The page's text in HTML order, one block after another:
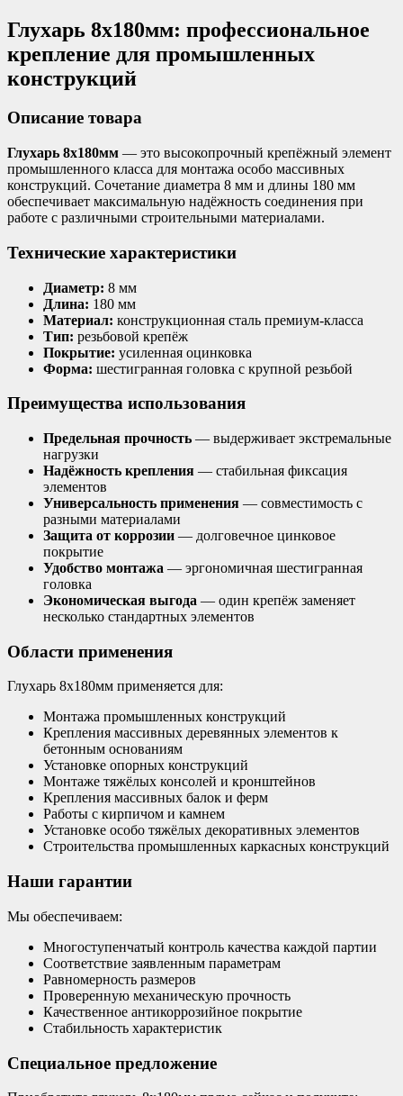
Глухарь 8х180мм: профессиональное
крепление для промышленных
конструкций
Описание товара
Глухарь 8х180мм — это высокопрочный крепёжный элемент
промышленного класса для монтажа особо массивных
конструкций. Сочетание диаметра 8 мм и длины 180 мм
обеспечивает максимальную надёжность соединения при
работе с различными строительными материалами.
Технические характеристики
Диаметр: 8 мм
Длина: 180 мм
Материал: конструкционная сталь премиум-класса
Тип: резьбовой крепёж
Покрытие: усиленная оцинковка
Форма: шестигранная головка с крупной резьбой
Преимущества использования
Предельная прочность — выдерживает экстремальные
нагрузки
Надёжность крепления — стабильная фиксация
элементов
Универсальность применения — совместимость с
разными материалами
Защита от коррозии — долговечное цинковое
покрытие
Удобство монтажа — эргономичная шестигранная
головка
Экономическая выгода — один крепёж заменяет
несколько стандартных элементов
Области применения
Глухарь 8х180мм применяется для:
Монтажа промышленных конструкций
Крепления массивных деревянных элементов к
бетонным основаниям
Установке опорных конструкций
Монтаже тяжёлых консолей и кронштейнов
Крепления массивных балок и ферм
Работы с кирпичом и камнем
Установке особо тяжёлых декоративных элементов
Строительства промышленных каркасных конструкций
Наши гарантии
Мы обеспечиваем:
Многоступенчатый контроль качества каждой партии
Соответствие заявленным параметрам
Равномерность размеров
Проверенную механическую прочность
Качественное антикоррозийное покрытие
Стабильность характеристик
Специальное предложение